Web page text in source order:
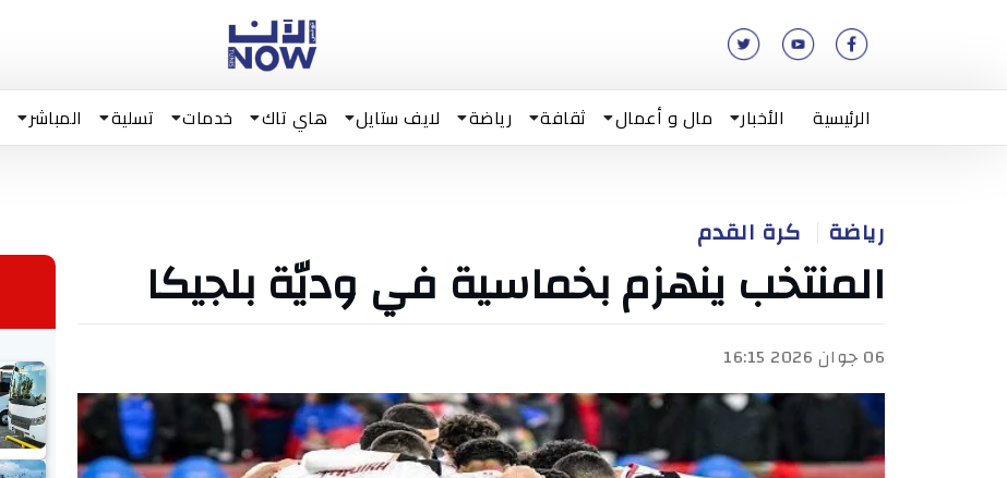
الرئيسية الأخبار مال و أعمال ثقافة رياضة لايف ستايل هاي تاك خدمات تسلية المباشر
رياضة كرة القدم
المنتخب ينهزم بخماسية في وديّة بلجيكا
06 جوان 2026 16:15